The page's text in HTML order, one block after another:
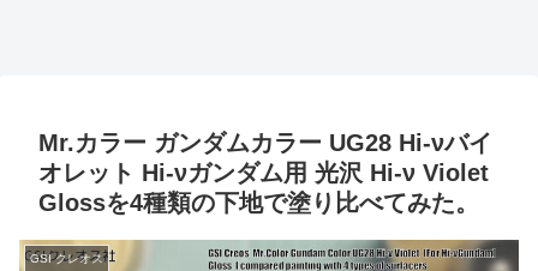
Mr.カラー ガンダムカラー UG28 Hi-νバイ
オレット Hi-νガンダム用 光沢 Hi-ν Violet
Glossを4種類の下地で塗り比べてみた。
GSI クレオス